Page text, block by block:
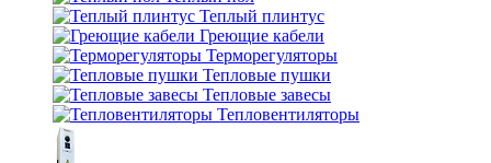
Теплый плинтус
Греющие кабели
Терморегуляторы
Тепловые пушки
Тепловые завесы
Тепловентиляторы